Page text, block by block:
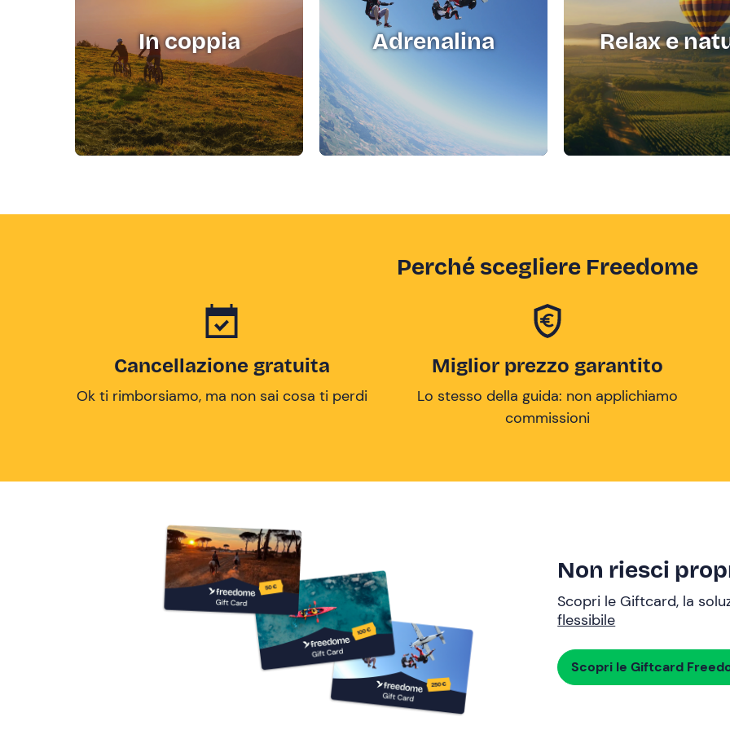
In coppia Adrenalina Relax e
Perché scegliere Freedome
Cancellazione gratuita
Ok ti rimborsiamo, ma non sai cosa ti perdi
Miglior prezzo garantito
Lo stesso della guida: non applichiamo
commissioni
Non riesci
Scopri le Giftcard, la
flessibile
Scopri le Giftcard